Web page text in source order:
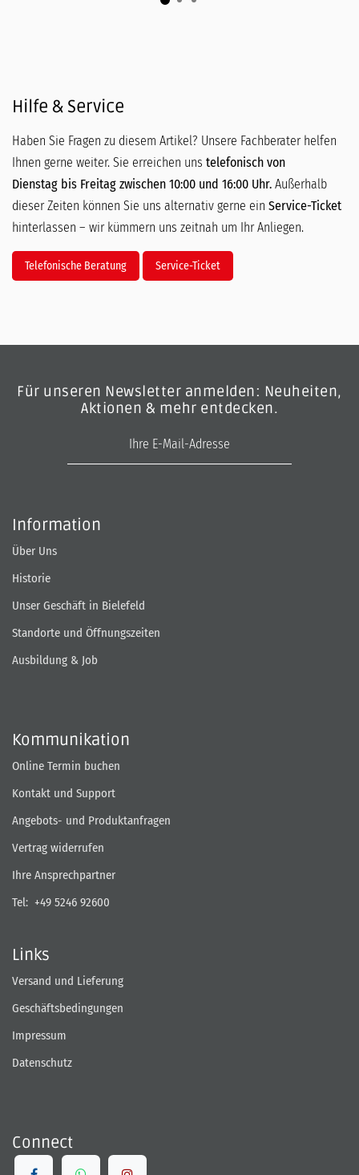
Hilfe & Service
Haben Sie Fragen zu diesem Artikel? Unsere Fachberater helfen
Ihnen gerne weiter. Sie erreichen uns telefonisch von
Dienstag bis Freitag zwischen 10:00 und 16:00 Uhr. Außerhalb
dieser Zeiten können Sie uns alternativ gerne ein Service-Ticket
hinterlassen – wir kümmern uns zeitnah um Ihr Anliegen.
Telefonische Beratung Service-Ticket
Für unseren Newsletter anmelden: Neuheiten,
Aktionen & mehr entdecken.
Information
Über Uns
Historie
Unser Geschäft in Bielefeld
Standorte und Öffnungszeiten
Ausbildung & Job
Kommunikation
Online Termin buchen
Kontakt und Support
Angebots- und Produktanfragen
Vertrag widerrufen
Ihre Ansprechpartner
Tel: +49 5246 92600
Links
Versand und Lieferung
Geschäftsbedingungen
Impressum
Datenschutz
Connect